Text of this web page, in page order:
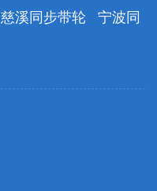
慈溪同步带轮 宁波同